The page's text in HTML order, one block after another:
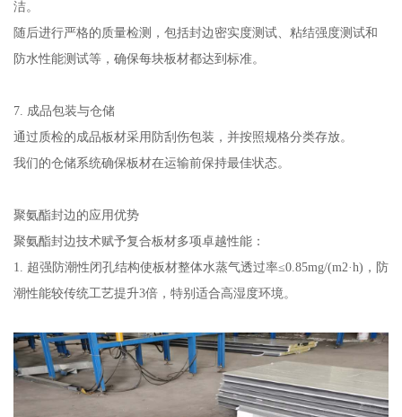
洁。
随后进行严格的质量检测，包括封边密实度测试、粘结强度测试和
防水性能测试等，确保每块板材都达到标准。
7. 成品包装与仓储
通过质检的成品板材采用防刮伤包装，并按照规格分类存放。
我们的仓储系统确保板材在运输前保持最佳状态。
聚氨酯封边的应用优势
聚氨酯封边技术赋予复合板材多项卓越性能：
1. 超强防潮性闭孔结构使板材整体水蒸气透过率≤0.85mg/(m2·h)，防
潮性能较传统工艺提升3倍，特别适合高湿度环境。